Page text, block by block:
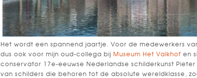
Het wordt een spannend jaartje. Voor de medewerkers
dus ook voor mijn oud-collega bij Museum Het Valkhof en
conservator 17e-eeuwse Nederlandse schilderkunst
van schilders die behoren tot de absolute wereldklasse,